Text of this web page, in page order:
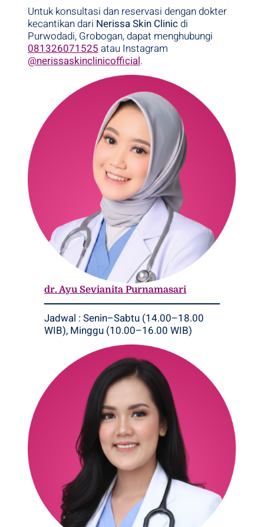
Untuk konsultasi dan reservasi dengan dokter
kecantikan dari Nerissa Skin Clinicdi
Purwodadi, Grobogan, dapat menghubungi
081326071525atau Instagram
@nerissaskinclinicofficial.
dr. Ayu Sevianita Purnamasari
Jadwal : Senin–Sabtu (14.00–18.00
WIB), Minggu (10.00–16.00 WIB)